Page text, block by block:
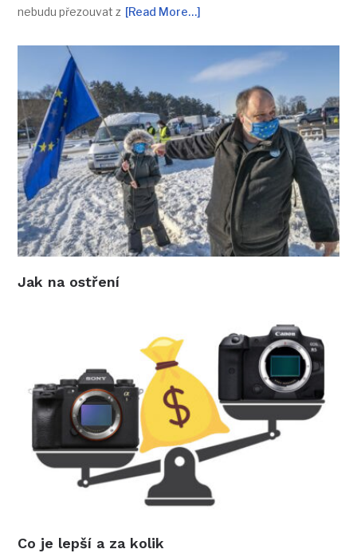
nebudu přezouvat z [Read More…]
Jak na ostření
Co je lepší a za kolik